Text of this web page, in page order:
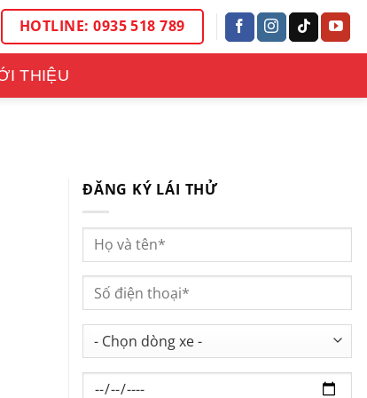
HOTLINE: 0935 518 789
THIỆU
ĐĂNG KÝ LÁI THỬ